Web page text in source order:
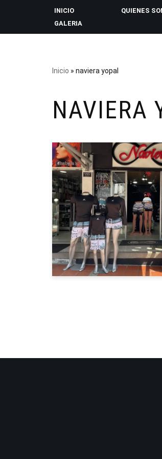
INICIO QUIENES
GALERIA
Inicio » naviera yopal
NAVIERA